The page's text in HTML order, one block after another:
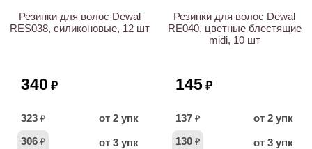
Резинки для волос Dewal
RES038, силиконовые, 12 шт
340 ₽
323 ₽
от 2 упк
306 ₽ от 3 упк
Резинки для волос Dewal
RE040, цветные блестящие
midi, 10 шт
145 ₽
137 ₽
от 2 упк
130 ₽ от 3 упк